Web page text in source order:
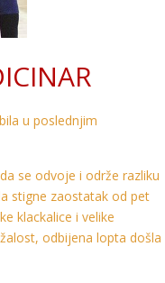
u poslednjim
se odvoje i održe razliku
stigne zaostatak od pet
klackalice i velike
odbijena lopta došla